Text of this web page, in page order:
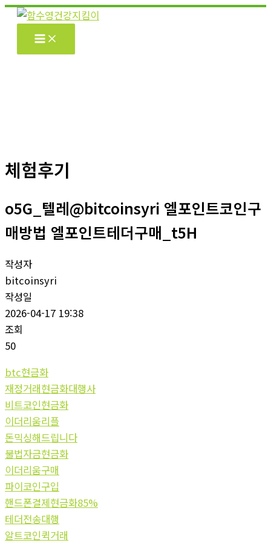
콘
체험후기
o5G_텔레@bitcoinsyri 엘포인트코인구
매방법 엘포인트테더구매_t5H
작성자
bitcoinsyri
작성일
2026-04-17 19:38
조회
50
btc현금화
재정거래현금화대행사
비트코인현금화
이더리움리플
돈믹싱해드립니다
불법자금현금화
이더리움구매
파이코인구입
핸드폰결제현금화85%
테더전송대행
알트코인퀵거래